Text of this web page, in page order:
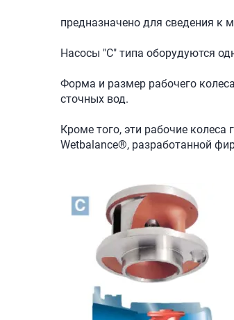
предназначено для сведения к
Насосы "C" типа оборудуются
Форма и размер рабочего
сточных вод.
Кроме того, эти рабочие
Wetbalance®, разработанной